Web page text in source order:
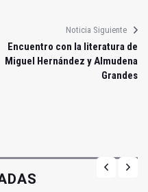
Noticia Siguiente
Encuentro con la literatura de
Miguel Hernández y Almudena
Grandes